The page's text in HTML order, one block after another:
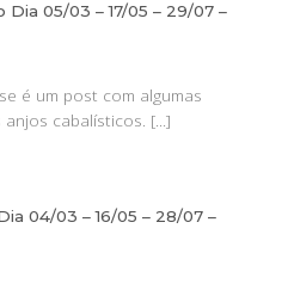
05/03 – 17/05 – 29/07 –
é um post com algumas
cabalísticos. [...]
04/03 – 16/05 – 28/07 –